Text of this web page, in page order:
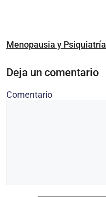
Menopausia y Psiquiatría
Deja un comentario
Comentario